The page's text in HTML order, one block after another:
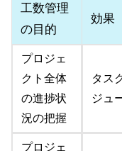
工数管理
の目的
効果
プロジェ
クト全体
の進捗状
況の把握
タス
ジュ
プロジェ